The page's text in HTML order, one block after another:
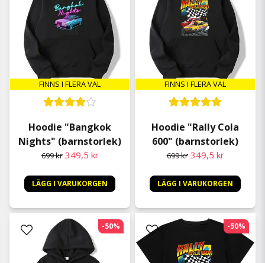
FINNS I FLERA VAL
Hoodie "Bangkok
Nights" (barnstorlek)
699 kr 349,5 kr
LÄGG I VARUKORGEN
FINNS I FLERA VAL
Hoodie "Rally Cola
600" (barnstorlek)
699 kr 349,5 kr
LÄGG I VARUKORGEN
-50% -50%